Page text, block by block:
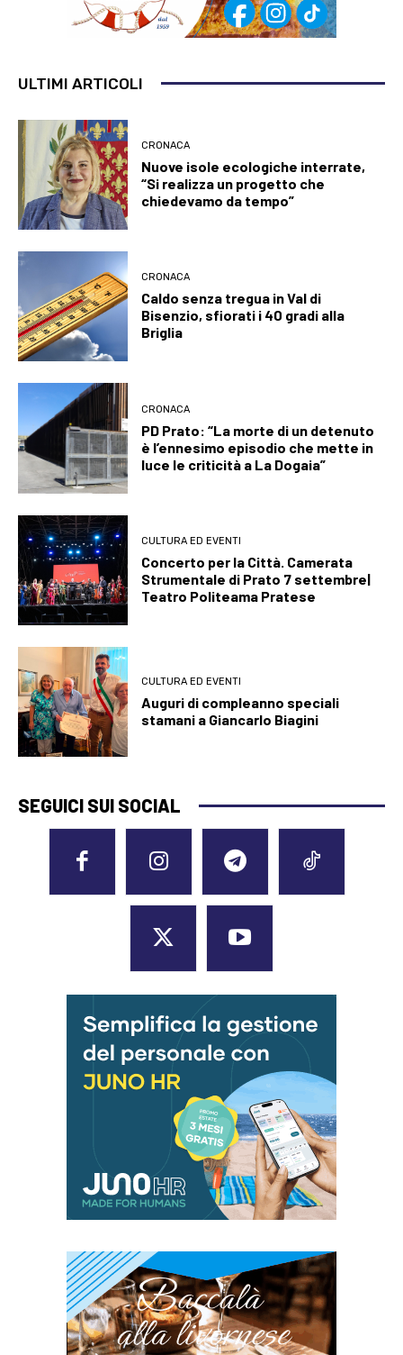
ULTIMI ARTICOLI
CRONACA
Nuove isole ecologiche interrate,
“Si realizza un progetto che
chiedevamo da tempo”
CRONACA
Caldo senza tregua in Val di
Bisenzio, sfiorati i 40 gradi alla
Briglia
CRONACA
PD Prato: “La morte di un detenuto
è l’ennesimo episodio che mette in
luce le criticità a La Dogaia”
CULTURA ED EVENTI
Concerto per la Città. Camerata
Strumentale di Prato 7 settembre|
Teatro Politeama Pratese
CULTURA ED EVENTI
Auguri di compleanno speciali
stamani a Giancarlo Biagini
SEGUICI SUI SOCIAL